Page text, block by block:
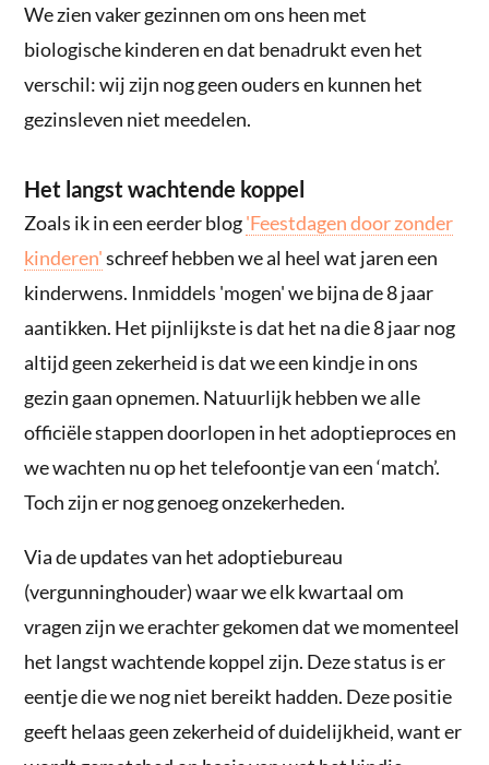
We zien vaker gezinnen om ons heen met
biologische kinderen en dat benadrukt even het
verschil: wij zijn nog geen ouders en kunnen het
gezinsleven niet meedelen.
Het langst wachtende koppel
Zoals ik in een eerder blog'Feestdagen door zonder
kinderen'schreef hebben we al heel wat jaren een
kinderwens. Inmiddels 'mogen' we bijna de 8 jaar
aantikken. Het pijnlijkste is dat het na die 8 jaar nog
altijd geen zekerheid is dat we een kindje in ons
gezin gaan opnemen. Natuurlijk hebben we alle
officiële stappen doorlopen in het adoptieproces en
we wachten nu op het telefoontje van een ‘match’.
Toch zijn er nog genoeg onzekerheden.
Via de updates van het adoptiebureau
(vergunninghouder) waar we elk kwartaal om
vragen zijn we erachter gekomen dat we momenteel
het langst wachtende koppel zijn. Deze status is er
eentje die we nog niet bereikt hadden. Deze positie
geeft helaas geen zekerheid of duidelijkheid, want er